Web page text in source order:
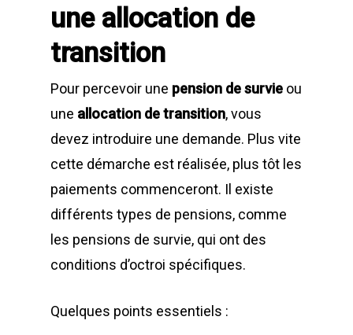
une allocation de
transition
Pour percevoir une pension de survie ou
une allocation de transition, vous
devez introduire une demande. Plus vite
cette démarche est réalisée, plus tôt les
paiements commenceront. Il existe
différents types de pensions, comme
les pensions de survie, qui ont des
conditions d’octroi spécifiques.
Quelques points essentiels :